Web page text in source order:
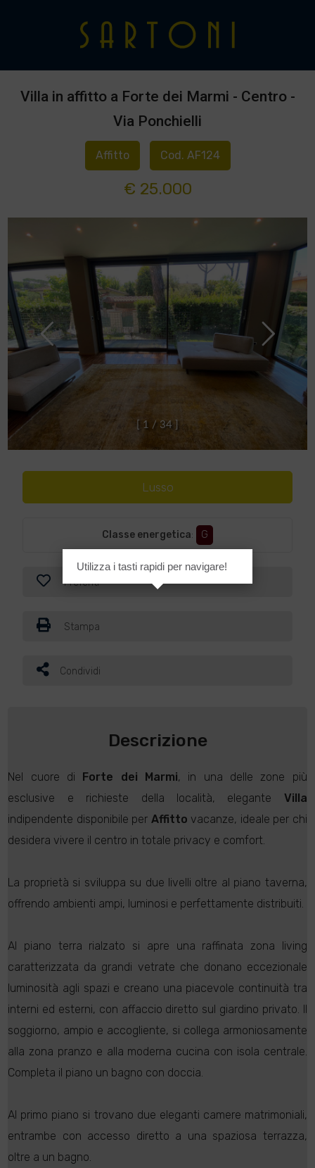
Villa in affitto a Forte dei Marmi - Centro -
Via Ponchielli
Affitto Cod. AF124
€ 25.000
1 / 34
Lusso
Classe energetica: G
Preferiti
Stampa
Condividi
Descrizione
Nel cuore di Forte dei Marmi, in una delle zone più
esclusive e richieste della località, elegante Villa
indipendente disponibile per Affitto vacanze, ideale per chi
desidera vivere il centro in totale privacy e comfort.
La proprietà si sviluppa su due livelli oltre al piano taverna,
offrendo ambienti ampi, luminosi e perfettamente distribuiti.
Al piano terra rialzato si apre una raffinata zona living
caratterizzata da grandi vetrate che donano eccezionale
luminosità agli spazi e creano una piacevole continuità tra
interni ed esterni, con affaccio diretto sul giardino privato. Il
soggiorno, ampio e accogliente, si collega armoniosamente
alla zona pranzo e alla moderna cucina con isola centrale.
Completa il piano un bagno con doccia.
Al primo piano si trovano due eleganti camere matrimoniali,
entrambe con accesso diretto a una spaziosa terrazza,
oltre a un bagno.
Utilizza i tasti rapidi per navigare!